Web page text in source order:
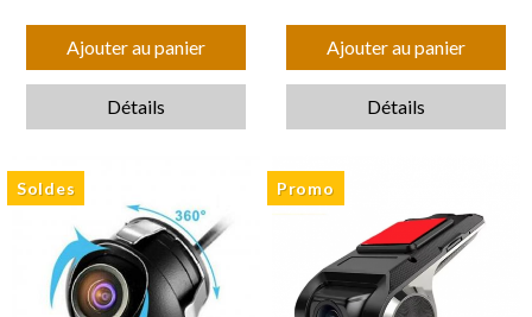
Ajouter au panier
Détails
Ajouter au panier
Détails
Soldes Promo